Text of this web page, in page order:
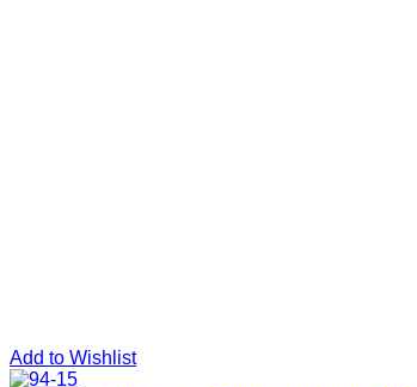
Add to Wishlist